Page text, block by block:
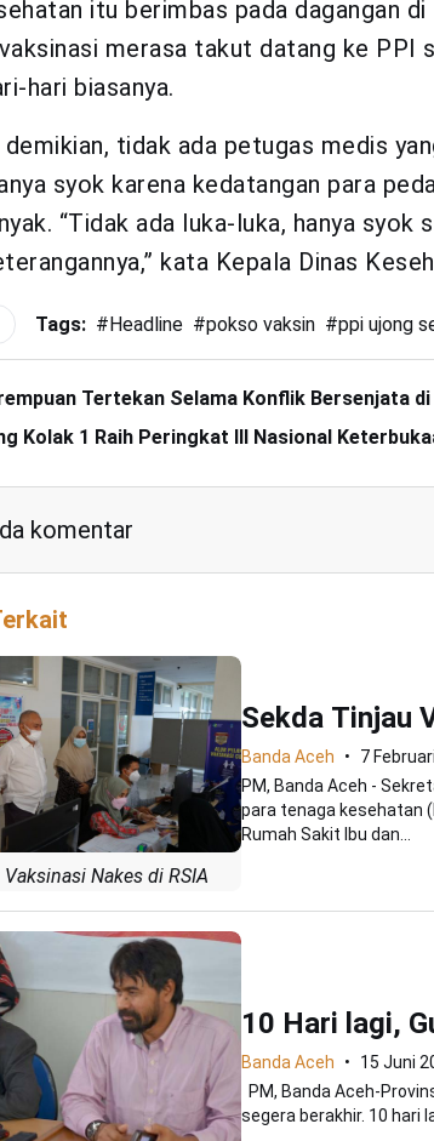
itu berimbas pada dagangan di
merasa takut datang ke PPI
hari biasanya.
tidak ada petugas medis
syok karena kedatangan para
“Tidak ada luka-luka, hanya
kata Kepala Dinas
Tags: #Headline #pokso vaksin #ppi ujong
Tertekan Selama Konflik Bersenjata
Kolak 1 Raih Peringkat III Nasional
komentar
Nakes di RSIA
Sekda Tinjau
Banda Aceh
7
PM, Banda Aceh -
para tenaga kesehatan
Rumah Sakit Ibu dan...
10 Hari lagi,
Banda Aceh
15 Juni
PM, Banda Aceh-
segera berakhir. 10 hari